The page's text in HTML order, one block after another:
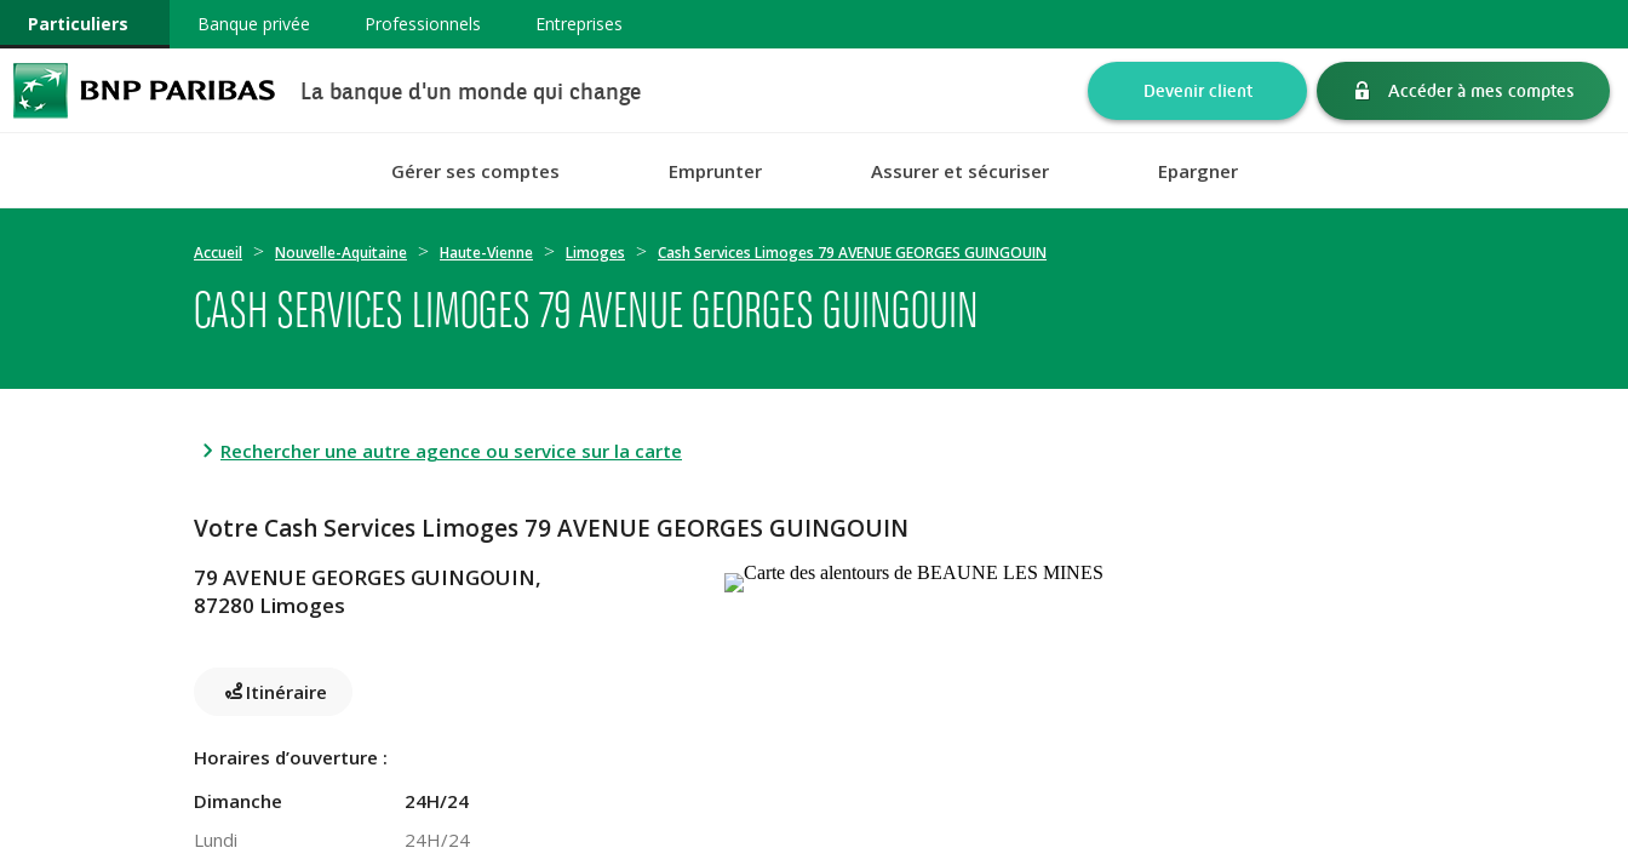
Particuliers Banque privée Professionnels Entreprises
La banque d'un monde qui change Devenir client Accéder à mes comptes
Gérer ses comptes Emprunter Assurer et sécuriser Epargner
Accueil Nouvelle-Aquitaine Haute-Vienne Limoges Cash Services Limoges 79 AVENUE GEORGES GUINGOUIN
CASH SERVICES LIMOGES 79 AVENUE GEORGES GUINGOUIN
Rechercher une autre agence ou service sur la carte
Votre Cash Services Limoges 79 AVENUE GEORGES GUINGOUIN
79 AVENUE GEORGES GUINGOUIN,
87280 Limoges
Itinéraire
Horaires d’ouverture :
Dimanche
24H/24
Lundi
24H/24